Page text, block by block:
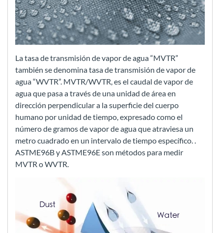
La tasa de transmisión de vapor de agua “MVTR”
también se denomina tasa de transmisión de vapor de
agua “WVTR”. MVTR/WVTR, es el caudal de vapor de
agua que pasa a través de una unidad de área en
dirección perpendicular a la superficie del cuerpo
humano por unidad de tiempo, expresado como el
número de gramos de vapor de agua que atraviesa un
metro cuadrado en un intervalo de tiempo específico. .
ASTME96B y ASTME96E son métodos para medir
MVTR o WVTR.